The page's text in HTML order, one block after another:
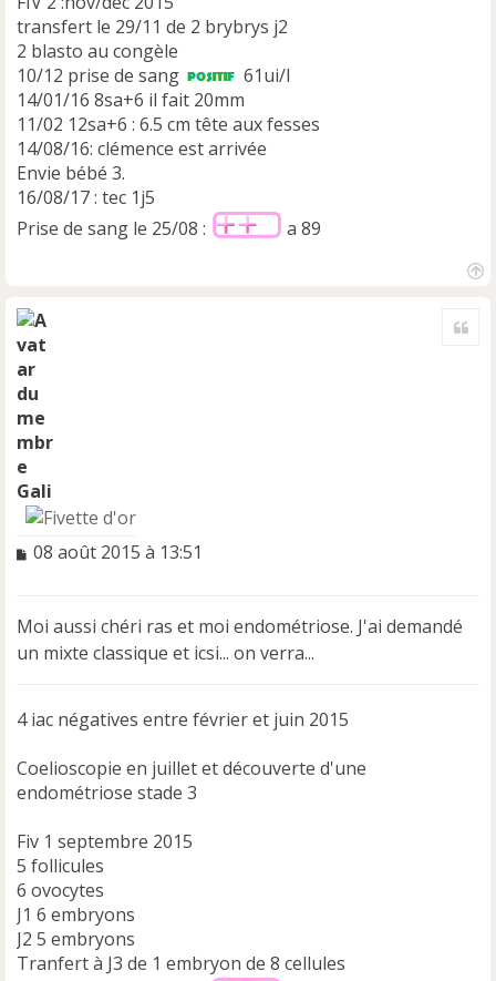
transfert le 29/11 de 2 brybrys j2
2 blasto au congèle
10/12 prise de sang
61ui/l
14/01/16 8sa+6 il fait 20mm
11/02 12sa+6 : 6.5 cm tête aux fesses
14/08/16: clémence est arrivée
Envie bébé 3.
16/08/17 : tec 1j5
Prise de sang le 25/08 :
a 89
Gali
M
s
a
g
o
l
u
08 août 2015 à 13:51
Moi aussi chéri ras et moi endométriose. J'ai demandé
un mixte classique et icsi... on verra...
4 iac négatives entre février et juin 2015
Coelioscopie en juillet et découverte d'une
endométriose stade 3
Fiv 1 septembre 2015
5 follicules
6 ovocytes
J1 6 embryons
J2 5 embryons
Tranfert à J3 de 1 embryon de 8 cellules